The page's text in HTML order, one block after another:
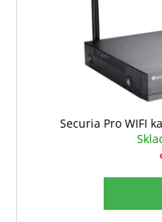
Securia Pro WIFI